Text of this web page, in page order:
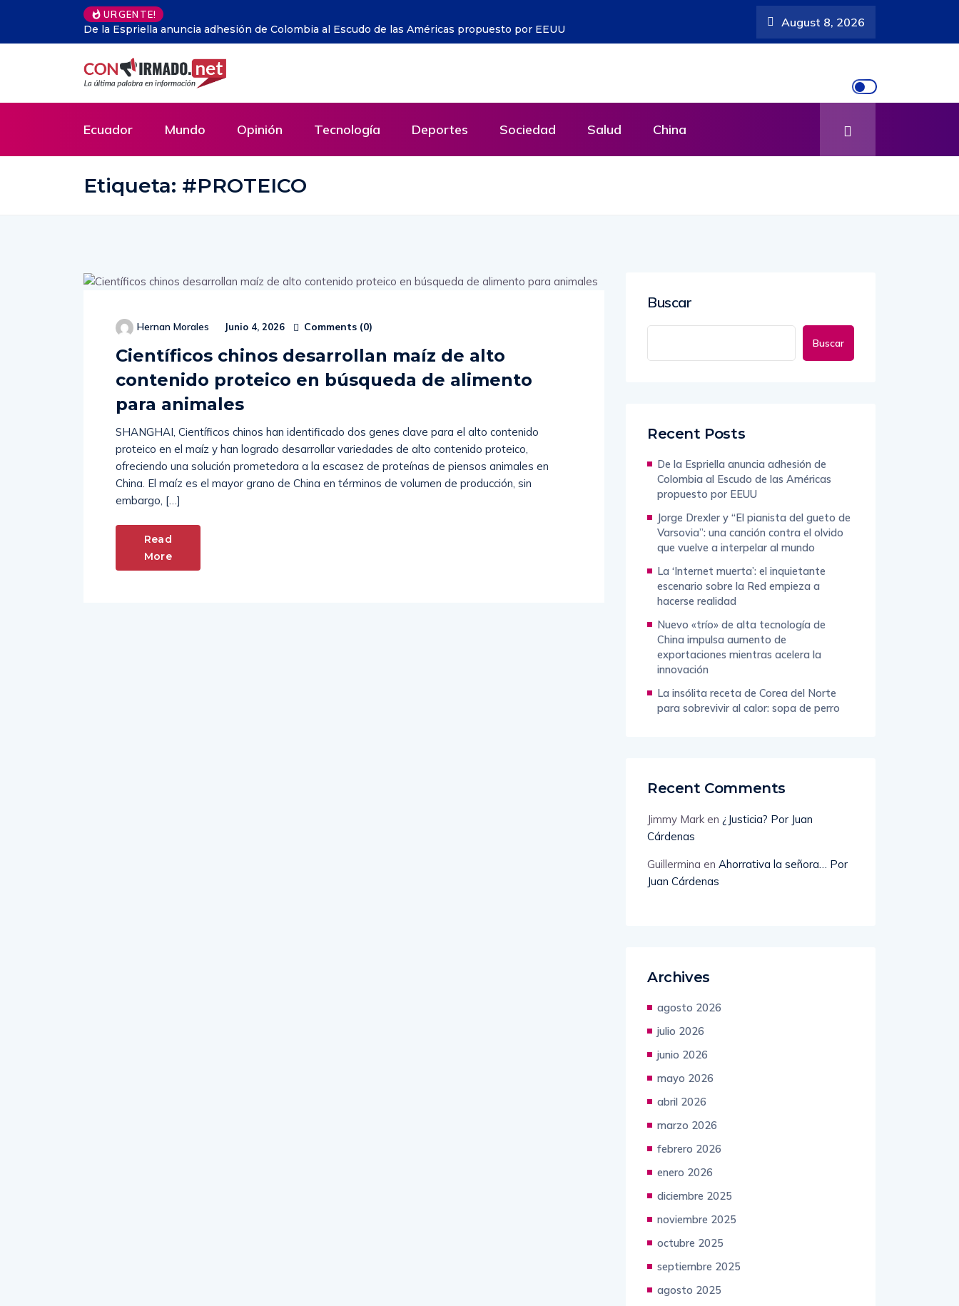
URGENTE!
por EEUUJorge Drexler y “El pianista del gueto de Varsovia”: una canción contra el olvido que vuelve a
interpelar al mundo
August 8, 2026
Ecuador Mundo Opinión Tecnología Deportes Sociedad Salud China
Etiqueta: #PROTEICO
Hernan Morales Junio 4, 2026 Comments (0)
Científicos chinos desarrollan maíz de alto
contenido proteico en búsqueda de alimento
para animales
SHANGHAI, Científicos chinos han identificado dos genes clave para el alto contenido
proteico en el maíz y han logrado desarrollar variedades de alto contenido proteico,
ofreciendo una solución prometedora a la escasez de proteínas de piensos animales en
China. El maíz es el mayor grano de China en términos de volumen de producción, sin
embargo, […]
Read
More
Buscar
Buscar
Recent Posts
De la Espriella anuncia adhesión de
Colombia al Escudo de las Américas
propuesto por EEUU
Jorge Drexler y “El pianista del gueto de
Varsovia”: una canción contra el olvido
que vuelve a interpelar al mundo
La ‘Internet muerta’: el inquietante
escenario sobre la Red empieza a
hacerse realidad
Nuevo «trío» de alta tecnología de
China impulsa aumento de
exportaciones mientras acelera la
innovación
La insólita receta de Corea del Norte
para sobrevivir al calor: sopa de perro
Recent Comments
Jimmy Mark en ¿Justicia? Por Juan
Cárdenas
Guillermina en Ahorrativa la señora… Por
Juan Cárdenas
Archives
agosto 2026
julio 2026
junio 2026
mayo 2026
abril 2026
marzo 2026
febrero 2026
enero 2026
diciembre 2025
noviembre 2025
octubre 2025
septiembre 2025
agosto 2025